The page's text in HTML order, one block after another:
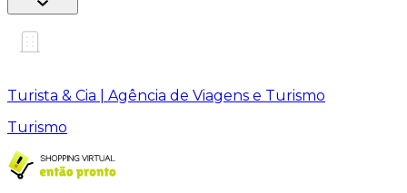
Turista & Cia | Agência de Viagens e Turismo
Turismo